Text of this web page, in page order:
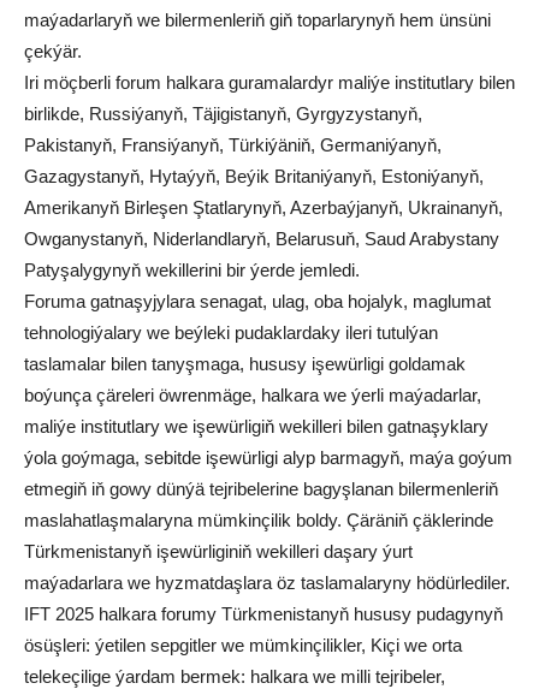
maýadarlaryň we bilermenleriň giň toparlarynyň hem ünsüni
çekýär.
Iri möçberli forum halkara guramalardyr maliýe institutlary bilen
birlikde, Russiýanyň, Täjigistanyň, Gyrgyzystanyň,
Pakistanyň, Fransiýanyň, Türkiýäniň, Germaniýanyň,
Gazagystanyň, Hytaýyň, Beýik Britaniýanyň, Estoniýanyň,
Amerikanyň Birleşen Ştatlarynyň, Azerbaýjanyň, Ukrainanyň,
Owganystanyň, Niderlandlaryň, Belarusuň, Saud Arabystany
Patyşalygynyň wekillerini bir ýerde jemledi.
Foruma gatnaşyjylara senagat, ulag, oba hojalyk, maglumat
tehnologiýalary we beýleki pudaklardaky ileri tutulýan
taslamalar bilen tanyşmaga, hususy işewürligi goldamak
boýunça çäreleri öwrenmäge, halkara we ýerli maýadarlar,
maliýe institutlary we işewürligiň wekilleri bilen gatnaşyklary
ýola goýmaga, sebitde işewürligi alyp barmagyň, maýa goýum
etmegiň iň gowy dünýä tejribelerine bagyşlanan bilermenleriň
maslahatlaşmalaryna mümkinçilik boldy. Çäräniň çäklerinde
Türkmenistanyň işewürliginiň wekilleri daşary ýurt
maýadarlara we hyzmatdaşlara öz taslamalaryny hödürlediler.
IFT 2025 halkara forumy Türkmenistanyň hususy pudagynyň
ösüşleri: ýetilen sepgitler we mümkinçilikler, Kiçi we orta
telekeçilige ýardam bermek: halkara we milli tejribeler,